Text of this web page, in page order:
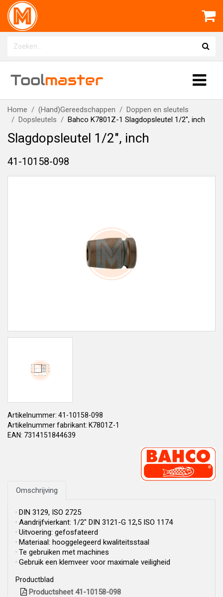
Toolmaster
Home (Hand)Gereedschappen
Doppen en sleutels
Dopsleutels
Bahco K7801Z-1 Slagdopsleutel 1/2", inch
Slagdopsleutel 1/2", inch
41-10158-098
Artikelnummer: 41-10158-098
Artikelnummer fabrikant: K7801Z-1
EAN: 7314151844639
Omschrijving
· DIN 3129, ISO 2725
· Aandrijfvierkant: 1/2" DIN 3121-G 12,5 ISO 1174
· Uitvoering: gefosfateerd
· Materiaal: hooggelegeerd kwaliteitsstaal
· Te gebruiken met machines
· Gebruik een klemveer voor maximale veiligheid
Productblad
Productsheet 41-10158-098